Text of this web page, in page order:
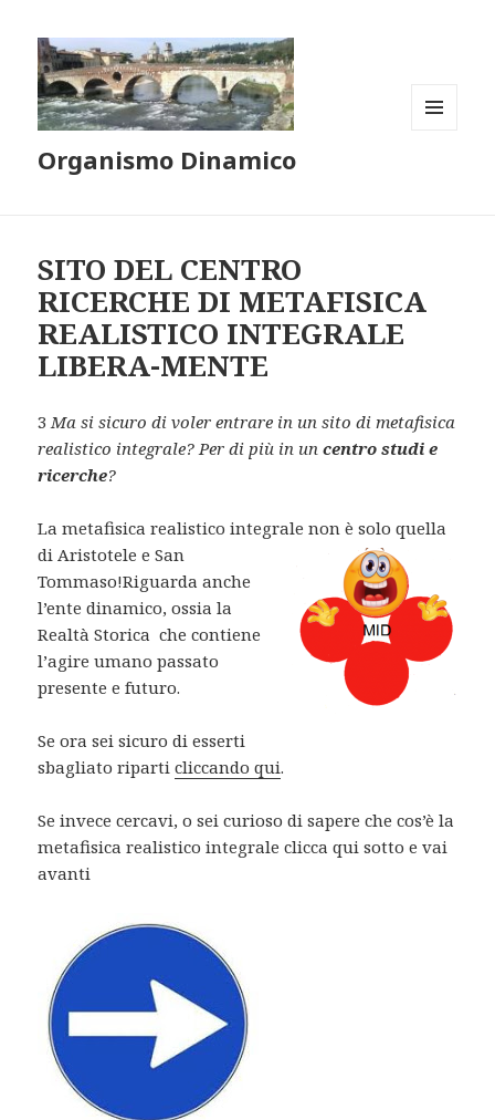
Organismo Dinamico
SITO DEL CENTRO
RICERCHE DI METAFISICA
REALISTICO INTEGRALE
LIBERA-MENTE
3 Ma si sicuro di voler entrare in un sito di metafisica
realistico integrale? Per di più in uncentro studi e
ricerche?
La metafisica realistico integrale non è solo quella
di Aristotele e San
Tommaso!Riguarda anche
l’ente dinamico, ossia la
Realtà Storica che contiene
l’agire umano passato
presente e futuro.
Se ora sei sicuro di esserti
sbagliato riparticliccando qui.
Se invece cercavi, o sei curioso di sapere che cos’è la
metafisica realistico integrale clicca qui sotto e vai
avanti